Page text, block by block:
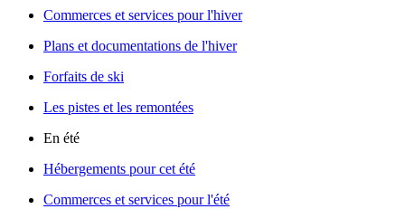
Commerces et services pour l'hiver
Plans et documentations de l'hiver
Forfaits de ski
Les pistes et les remontées
En été
Hébergements pour cet été
Commerces et services pour l'été